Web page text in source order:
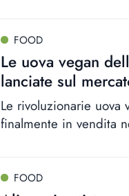
FOOD
Le uova vegan
lanciate sul
Le rivoluzionarie uova
finalmente in vendita
FOOD